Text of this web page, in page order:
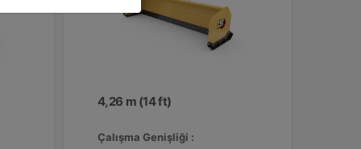
4,26 m (14 ft)
Çalışma Genişliği :